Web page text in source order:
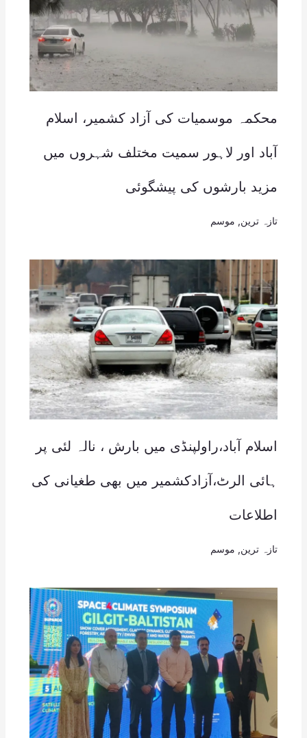
محکمہ موسمیات کی آزاد کشمیر، اسلام
آباد اور لاہور سمیت مختلف شہروں میں
مزید بارشوں کی پیشگوئی
تازہ ترین موسم
اسلام آباد،راولپنڈی میں بارش ، نالہ لئی پر
ہائی الرٹ،آزادکشمیر میں بھی طغیانی کی
اطلاعات
تازہ ترین موسم